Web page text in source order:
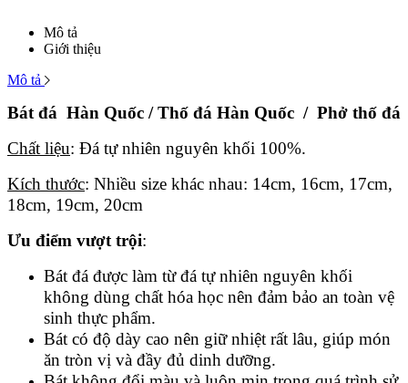
Mô tả
Giới thiệu
Mô tả
Bát đá Hàn Quốc / Thố đá Hàn Quốc / Phở thố đá
Chất liệu: Đá tự nhiên nguyên khối 100%.
Kích thước: Nhiều size khác nhau: 14cm, 16cm, 17cm,
18cm, 19cm, 20cm
Ưu điểm vượt trội:
Bát đá được làm từ đá tự nhiên nguyên khối
không dùng chất hóa học nên đảm bảo an toàn vệ
sinh thực phẩm.
Bát có độ dày cao nên giữ nhiệt rất lâu, giúp món
ăn tròn vị và đầy đủ dinh dưỡng.